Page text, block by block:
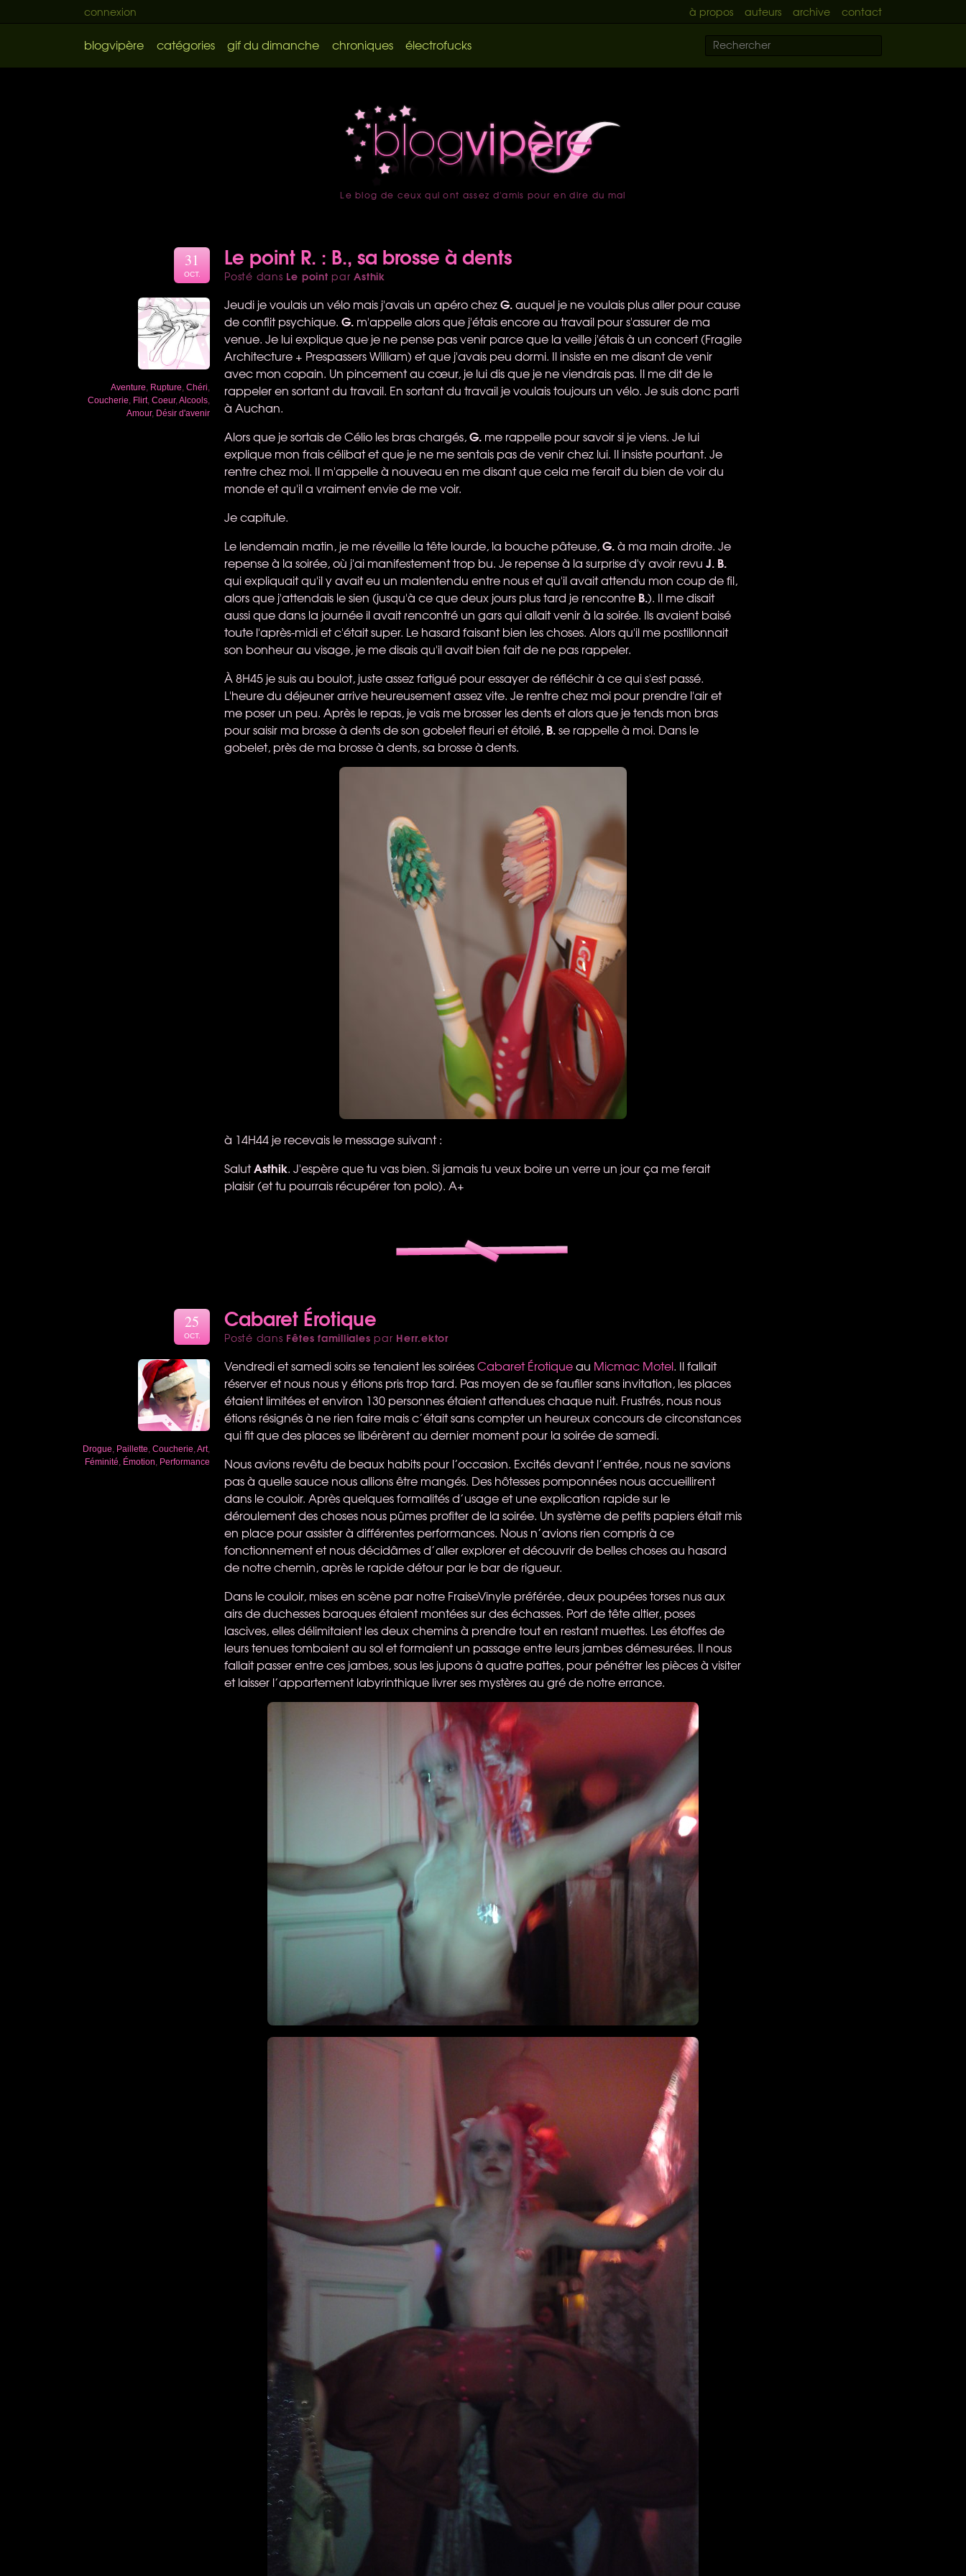
connexion à propos auteurs archive contact
blogvipère catégories gif du dimanche chroniques électrofucks
accueil
Le blog de ceux qui ont assez d'amis pour en dire du mal
Le point R. : B., sa brosse à dents
Posté dans Le point parAsthik
31
OCT.
Aventure Rupture Chéri
Coucherie Flirt, Coeur, Alcools
Amour, Désir d'avenir
Jeudi je voulais un vélo mais j'avais un apéro chezG.auquel je ne voulais plus aller pour cause
de conflit psychique. G. m'appelle alors que j'étais encore au travail pour s'assurer de ma
venue. Je lui explique que je ne pense pas venir parce que la veille j'étais à un concert (Fragile
Architecture + Prespassers William) et que j'avais peu dormi. Il insiste en me disant de venir
avec mon copain. Un pincement au cœur, je lui dis que je ne viendrais pas. Il me dit de le
rappeler en sortant du travail. En sortant du travail je voulais toujours un vélo. Je suis donc parti
à Auchan.
Alors que je sortais de Célio les bras chargés,G. me rappelle pour savoir si je viens. Je lui
explique mon frais célibat et que je ne me sentais pas de venir chez lui. Il insiste pourtant. Je
rentre chez moi. Il m'appelle à nouveau en me disant que cela me ferait du bien de voir du
monde et qu'il a vraiment envie de me voir.
Je capitule.
Le lendemain matin, je me réveille la tête lourde, la bouche pâteuse,G.à ma main droite. Je
repense à la soirée, où j'ai manifestement trop bu. Je repense à la surprise d'y avoir revu J. B.
qui expliquait qu'il y avait eu un malentendu entre nous et qu'il avait attendu mon coup de fil,
alors que j'attendais le sien (jusqu'à ce que deux jours plus tard je rencontre B.). Il me disait
aussi que dans la journée il avait rencontré un gars qui allait venir à la soirée. Ils avaient baisé
toute l'après-midi et c'était super. Le hasard faisant bien les choses. Alors qu'il me postillonnait
son bonheur au visage, je me disais qu'il avait bien fait de ne pas rappeler.
À 8H45 je suis au boulot, juste assez fatigué pour essayer de réfléchir à ce qui s'est passé.
L'heure du déjeuner arrive heureusement assez vite. Je rentre chez moi pour prendre l'air et
me poser un peu. Après le repas, je vais me brosser les dents et alors que je tends mon bras
pour saisir ma brosse à dents de son gobelet fleuri et étoilé, B.se rappelle à moi. Dans le
gobelet, près de ma brosse à dents, sa brosse à dents.
à 14H44 je recevais le message suivant :
SalutAsthik. J'espère que tu vas bien. Si jamais tu veux boire un verre un jour ça me ferait
plaisir (et tu pourrais récupérer ton polo). A+
Cabaret Érotique
Posté dans Fêtes familliales par Herr.ektor
25
OCT.
Drogue Paillette Coucherie Art,
Féminité Émotion Performance
Vendredi et samedi soirs se tenaient les soiréesCabaret Érotiqueau Micmac Motel. Il fallait
réserver et nous nous y étions pris trop tard. Pas moyen de se faufiler sans invitation, les places
étaient limitées et environ 130 personnes étaient attendues chaque nuit. Frustrés, nous nous
étions résignés à ne rien faire mais c’était sans compter un heureux concours de circonstances
qui fit que des places se libérèrent au dernier moment pour la soirée de samedi.
Nous avions revêtu de beaux habits pour l’occasion. Excités devant l’entrée, nous ne savions
pas à quelle sauce nous allions être mangés. Des hôtesses pomponnées nous accueillirent
dans le couloir. Après quelques formalités d’usage et une explication rapide sur le
déroulement des choses nous pûmes profiter de la soirée. Un système de petits papiers était mis
en place pour assister à différentes performances. Nous n’avions rien compris à ce
fonctionnement et nous décidâmes d’aller explorer et découvrir de belles choses au hasard
de notre chemin, après le rapide détour par le bar de rigueur.
Dans le couloir, mises en scène par notre FraiseVinyle préférée, deux poupées torses nus aux
airs de duchesses baroques étaient montées sur des échasses. Port de tête altier, poses
lascives, elles délimitaient les deux chemins à prendre tout en restant muettes. Les étoffes de
leurs tenues tombaient au sol et formaient un passage entre leurs jambes démesurées. Il nous
fallait passer entre ces jambes, sous les jupons à quatre pattes, pour pénétrer les pièces à visiter
et laisser l’appartement labyrinthique livrer ses mystères au gré de notre errance.